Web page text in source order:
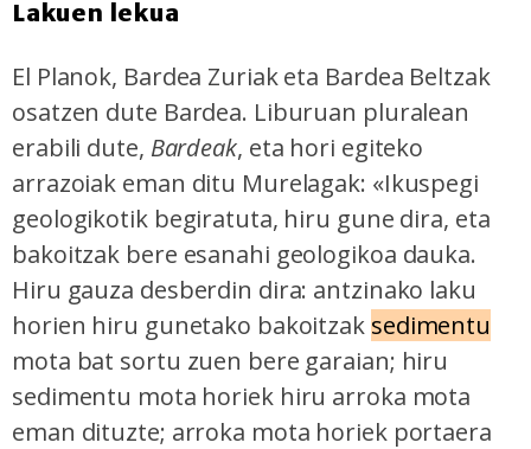
Lakuen lekua
El Planok, Bardea Zuriak eta Bardea Beltzak
osatzen dute Bardea. Liburuan pluralean
erabili dute, Bardeak, eta hori egiteko
arrazoiak eman ditu Murelagak: «Ikuspegi
geologikotik begiratuta, hiru gune dira, eta
bakoitzak bere esanahi geologikoa dauka.
Hiru gauza desberdin dira: antzinako laku
horien hiru gunetako bakoitzak sedimentu
mota bat sortu zuen bere garaian; hiru
sedimentu mota horiek hiru arroka mota
eman dituzte; arroka mota horiek portaera